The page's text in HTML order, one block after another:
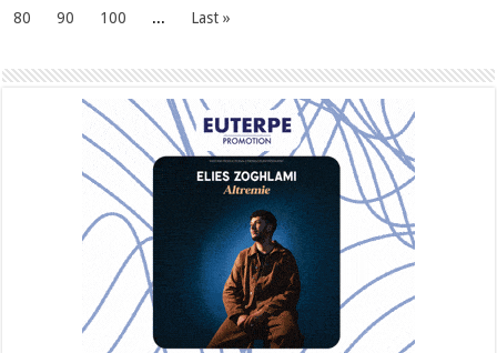
80
90 100 ... Last »